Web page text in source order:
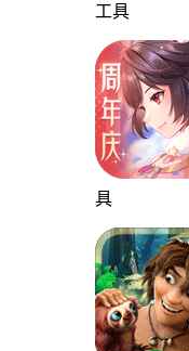
工具
具